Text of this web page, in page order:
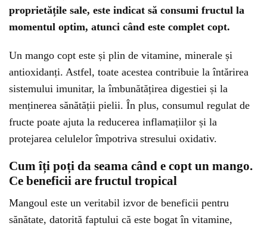
proprietățile sale, este indicat să consumi fructul la
momentul optim, atunci când este complet copt.
Un mango copt este și plin de vitamine, minerale și
antioxidanți. Astfel, toate acestea contribuie la întărirea
sistemului imunitar, la îmbunătățirea digestiei și la
menținerea sănătății pielii. În plus, consumul regulat de
fructe poate ajuta la reducerea inflamațiilor și la
protejarea celulelor împotriva stresului oxidativ.
Cum îți poți da seama când e copt un mango.
Ce beneficii are fructul tropical
Mangoul este un veritabil izvor de beneficii pentru
sănătate, datorită faptului că este bogat în vitamine,